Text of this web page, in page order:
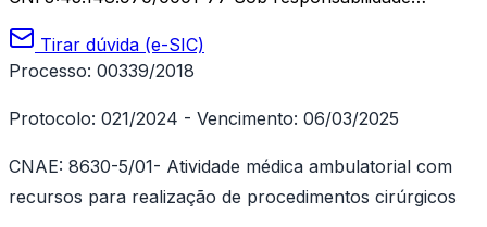
Tirar dúvida (e-SIC)
Processo: 00339/2018
Protocolo: 021/2024 - Vencimento: 06/03/2025
CNAE: 8630-5/01- Atividade médica ambulatorial com
recursos para realização de procedimentos cirúrgicos